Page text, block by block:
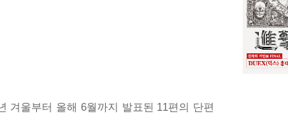
겨울부터 올해 6월까지 발표된 11편의 단편